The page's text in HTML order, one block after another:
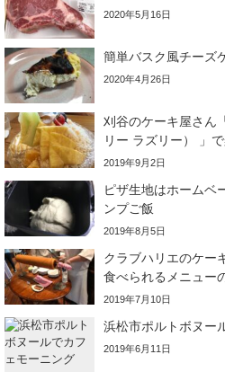
2020年5月16日
簡単バスク風チーズ
2020年4月26日
刈谷のケーキ屋さん
リー ラズリー） 」
2019年9月2日
ピザ生地はホームベ
ンプご飯
2019年8月5日
クラブハリエのケー
食べられるメニュー
2019年7月10日
浜松市ポルトボヌー
2019年6月11日